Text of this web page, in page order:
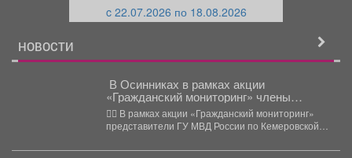
c 22.07.2026 по 18.08.2026
НОВОСТИ
️ В Осинниках в рамках акции
«Гражданский мониторинг» члены
Общественного совета проверили
изолятор временного содержания
👮‍♂️ В рамках акции «Гражданский мониторинг»
представители ГУ МВД России по Кемеровской